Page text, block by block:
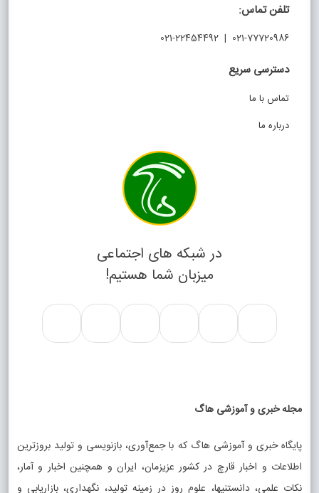
تلفن تماس:
021-77720986 | 021-22454492
دسترسی سریع
تماس با ما
درباره ما
در شبکه های اجتماعی
میزبان شما هستیم!
مجله خبری و آموزشی هاگ
پایگاه خبری و آموزشی هاگ که با جمع‌آوری، بازنویسی و تولید بروزترین
اطلاعات و اخبار قارچ در کشور عزیزمان، ایران و همچنین اخبار و آمار،
نکات علمی، دانستنیها، علوم روز در زمینه تولید، نگهداری، بازاریابی و